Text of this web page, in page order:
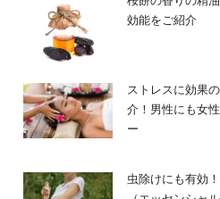
効能をご紹介
ストレスに効果
介！男性にも女
ー
虫除けにも有効